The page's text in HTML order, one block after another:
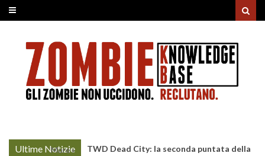
Ultime Notizie
More »
TWD Dead City: la seconda puntata della